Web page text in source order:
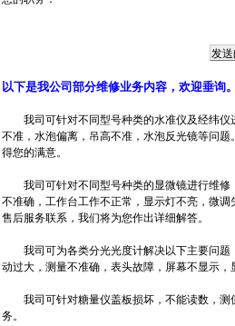
以下是我公司部分维修业务内容，欢迎垂询
我司可针对不同型号种类的水准仪及经纬仪
不准，水泡偏离，吊高不准，水泡反光镜等问
得您的满意。
我司可针对不同型号种类的显微镜进行维修
不准确，工作台工作不正常，显示灯不亮，微
售后服务联系，我们将为您作出详细解答。
我司可为各类分光光度计解决以下主要问题
动过大，测量不准确，表头故障，屏幕不显示，
我司可针对糖量仪盖板损坏，不能读数，测
务。